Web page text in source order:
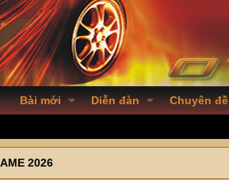
Bài mới Diễn đàn Chuyên đề
2026